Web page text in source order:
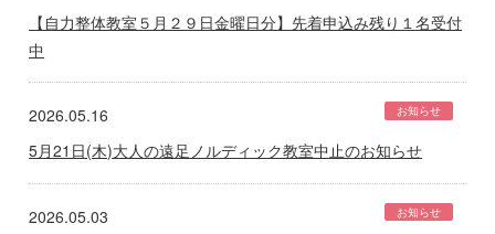
【自力整体教室５月２９日金曜日分】先着申込み残り１名受付
中
2026.05.16 お知らせ
5月21日(木)大人の遠足ノルディック教室中止のお知らせ
2026.05.03 お知らせ